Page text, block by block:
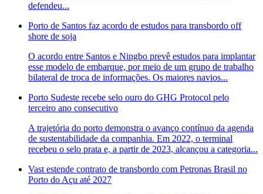
defendeu...
Porto de Santos faz acordo de estudos para transbordo off
shore de soja
O acordo entre Santos e Ningbo prevê estudos para implantar
esse modelo de embarque, por meio de um grupo de trabalho
bilateral de troca de informações. Os maiores navios...
Porto Sudeste recebe selo ouro do GHG Protocol pelo
terceiro ano consecutivo
A trajetória do porto demonstra o avanço contínuo da agenda
de sustentabilidade da companhia. Em 2022, o terminal
recebeu o selo prata e, a partir de 2023, alcançou a categoria...
Vast estende contrato de transbordo com Petronas Brasil no
Porto do Açu até 2027